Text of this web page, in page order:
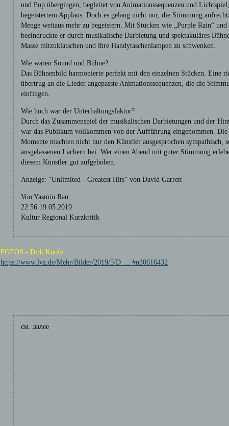
und Pop übergingen, begleitet von Animationssequenzen und
begeistertem Applaus. Doch es gelang nicht nur, die Stimmung
Menge weitaus mehr zu begeistern. Mit Stücken wie „Purple Rain“
beeindruckte er durch musikalische Darbietung und spektakuläres
Masse mitzuklatschen und ihre Handytaschenlampen zu schwenken.
Wie waren Sound und Bühne?
Das Bühnenbild harmonierte perfekt mit den einzelnen Stücken. Eine
übertrug an die Lieder angepasste Animationssequenzen, die die
einfingen.
Wie hoch war der Unterhaltungsfaktor?
Durch das Zusammenspiel der musikalischen Darbietungen und der
war das Publikum vollkommen von der Aufführung eingenommen. Die
Momente machten nicht nur den Künstler ausgesprochen sympathisch,
ausgelassenen Lachern bei. Wer einen Abend mit guter Stimmung
diesem Künstler gut aufgehoben.
Anzeige: "Unlimited - Greatest Hits" von David Garrett
Von Yasmin Rau
22:56 19.05.2019
Kultur Regional Kurzkritik
FOTOS - Dirk Knofe
https://www.lvz.de/Mehr/Bilder/2019/5/D … #n30616432
см. далее